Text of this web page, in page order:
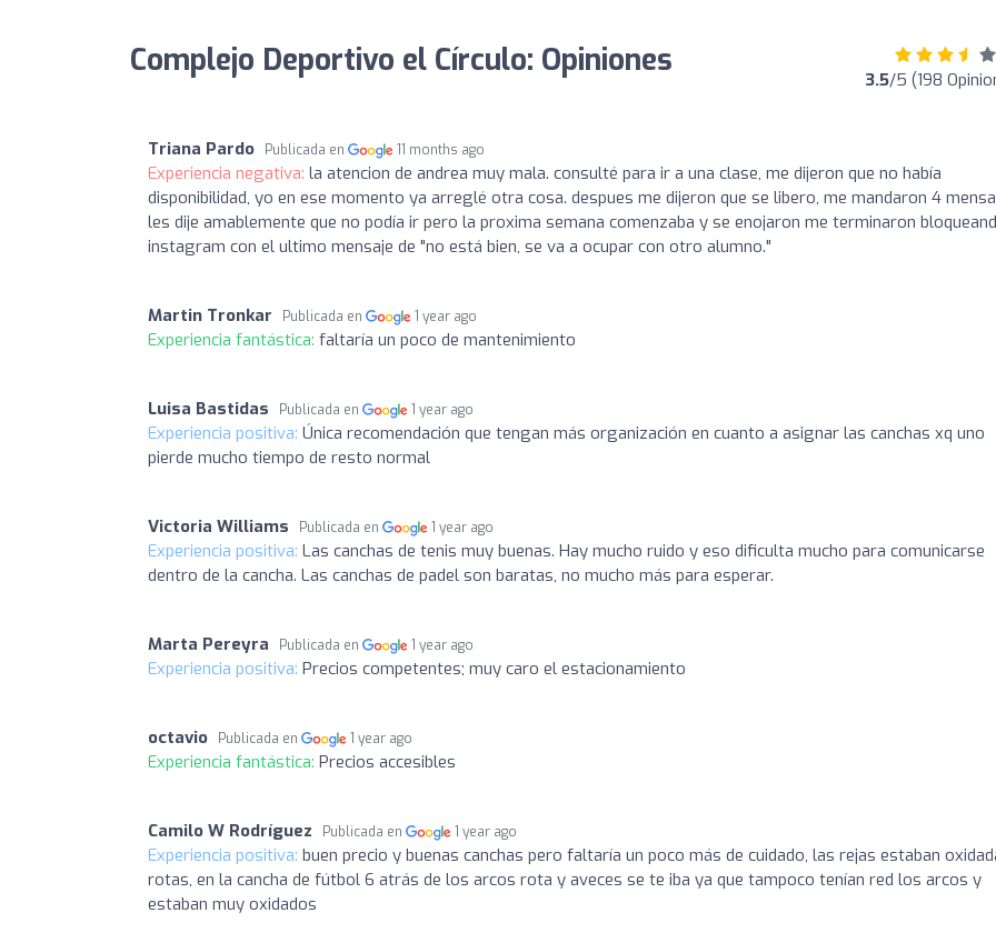
Complejo Deportivo el Círculo: Opiniones 3.5/5 (198
Triana Pardo Publicada en 11 months ago
Experiencia negativa: la atencion de andrea muy mala. consulté para ir a una clase, me dijeron que no había
disponibilidad, yo en ese momento ya arreglé otra cosa. despues me dijeron que se libero, me mandaron 4
les dije amablemente que no podía ir pero la proxima semana comenzaba y se enojaron me terminaron
instagram con el ultimo mensaje de "no está bien, se va a ocupar con otro alumno."
Martin Tronkar Publicada en 1 year ago
Experiencia fantástica: faltaría un poco de mantenimiento
Luisa Bastidas Publicada en 1 year ago
Experiencia positiva: Única recomendación que tengan más organización en cuanto a asignar las canchas xq uno
pierde mucho tiempo de resto normal
Victoria Williams Publicada en 1 year ago
Experiencia positiva: Las canchas de tenis muy buenas. Hay mucho ruido y eso dificulta mucho para comunicarse
dentro de la cancha. Las canchas de padel son baratas, no mucho más para esperar.
Marta Pereyra Publicada en 1 year ago
Experiencia positiva: Precios competentes; muy caro el estacionamiento
octavio Publicada en 1 year ago
Experiencia fantástica: Precios accesibles
Camilo W Rodríguez Publicada en 1 year ago
Experiencia positiva: buen precio y buenas canchas pero faltaría un poco más de cuidado, las rejas estaban
rotas, en la cancha de fútbol 6 atrás de los arcos rota y aveces se te iba ya que tampoco tenían red los arcos y
estaban muy oxidados